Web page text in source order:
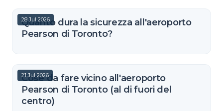
28 Jul 2026
Quanto dura la sicurezza all'aeroporto
Pearson di Toronto?
21 Jul 2026
Cose da fare vicino all'aeroporto
Pearson di Toronto (al di fuori del
centro)